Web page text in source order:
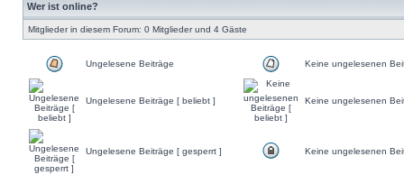
Wer ist online?
Mitglieder in diesem Forum: 0 Mitglieder und 4 Gäste
Ungelesene Beiträge Keine ungelesenen
Ungelesene Beiträge [ beliebt ] Keine ungelesenen
Ungelesene Beiträge [ gesperrt ] Keine ungelesenen